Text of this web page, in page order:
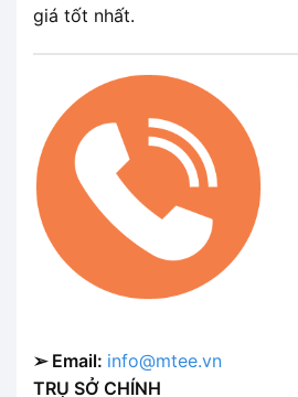
giá tốt nhất.
➢ Email: info@mtee.vn
TRỤ SỞ CHÍNH